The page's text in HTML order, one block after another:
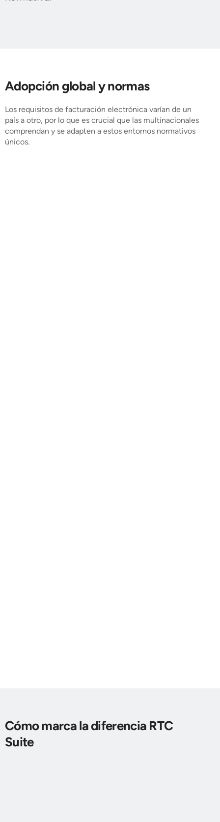
Adopción global y normas
Los requisitos de facturación electrónica varían de un
país a otro, por lo que es crucial que las multinacionales
comprendan y se adapten a estos entornos normativos
únicos.
Cómo marca la diferencia RTC
Suite